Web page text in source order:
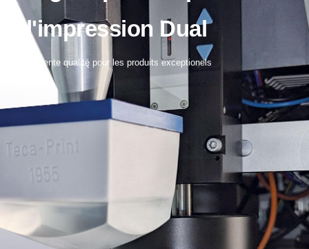
d'impression Dual
Excellente qualité pour les produits exceptionels